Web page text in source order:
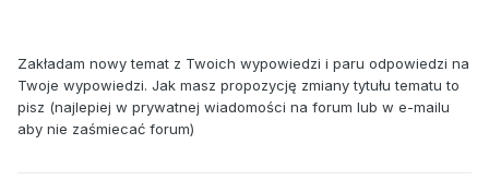
Zakładam nowy temat z Twoich wypowiedzi i paru odpowiedzi na
Twoje wypowiedzi. Jak masz propozycję zmiany tytułu tematu to
pisz (najlepiej w prywatnej wiadomości na forum lub w e-mailu
aby nie zaśmiecać forum)